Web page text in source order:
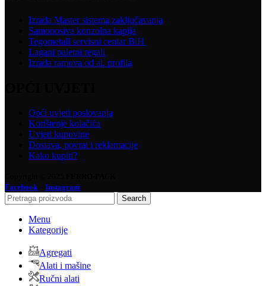
Izrada Master sistema zaključavanja
Samonosiva konzolna kapija
Tegometall servisni centar BiH
Lagani paletni regali
Izrada ramova od al. profila
Opći uvjeti poslovanja
Korištenje kolačića
Uvjeti kupovine
Dostava, povrat i reklamacije
Kako kupiti?
Facebook
Instagram
Search
Menu
Kategorije
Agregati
Alati i mašine
Ručni alati